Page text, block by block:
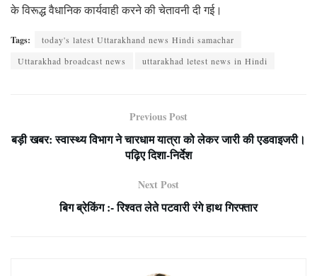
के विरूद्ध वैधानिक कार्यवाही करने की चेतावनी दी गई।
Tags:
today's latest Uttarakhand news Hindi samachar
Uttarakhad broadcast news
uttarakhad letest news in Hindi
Previous Post
बड़ी खबर: स्वास्थ्य विभाग ने चारधाम यात्रा को लेकर जारी की एडवाइजरी।
पढ़िए दिशा-निर्देश
Next Post
बिग ब्रेकिंग :- रिश्वत लेते पटवारी रंगे हाथ गिरफ्तार